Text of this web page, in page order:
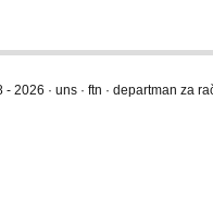
- 2026 · uns · ftn · departman za